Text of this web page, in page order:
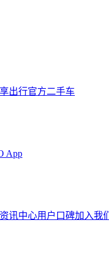
出行官方二手车
App
资讯中心用户口碑加入我们